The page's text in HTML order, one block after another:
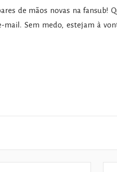
de mãos novas na fansub!
mail. Sem medo, estejam à